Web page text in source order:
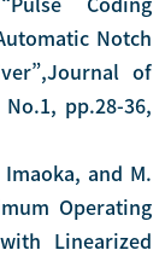
Notch
of
pp.28-36,
and M.
Operating
Linearized